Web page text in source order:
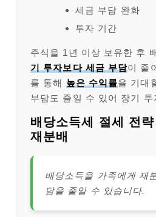
세금 부담 완화
투자 기간
주식을 1년 이상 보유한 후
기 투자보다 세금 부담이 줄
를 통해 높은 수익률을 기대
부담도 줄일 수 있어 장기 투
배당소득세 절세 전
재분배
배당소득을 가족에게 재
담을 줄일 수 있습니다.